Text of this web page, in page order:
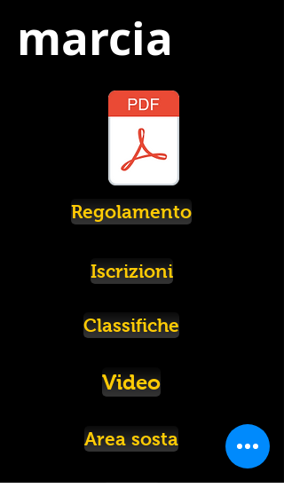
marcia
Regolamento
Iscrizioni
Classifiche
Video
Area sosta